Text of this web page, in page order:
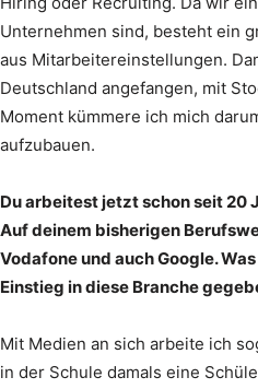
Unternehmen sind, besteht ein
aus Mitarbeitereinstellungen.
Deutschland angefangen, mit
Moment kümmere ich mich
aufzubauen.
Du arbeitest jetzt schon seit 20
Auf deinem bisherigen
Vodafone und auch Google.
Einstieg in diese Branche
Mit Medien an sich arbeite ich
in der Schule damals eine